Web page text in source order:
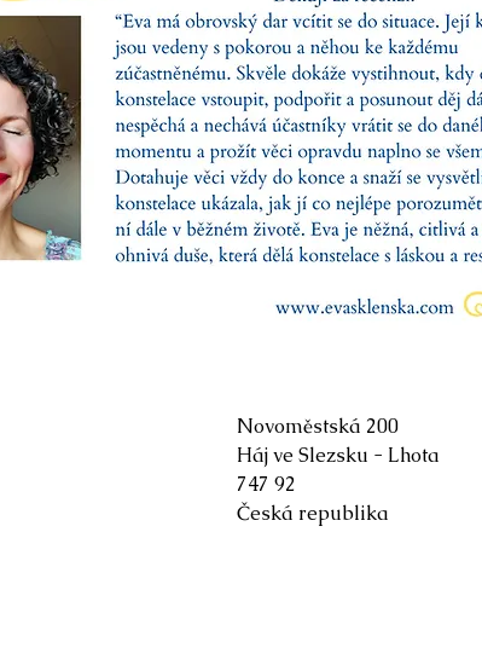
Novoměstská 200
Háj ve Slezsku - Lhota
747 92
Česká republika